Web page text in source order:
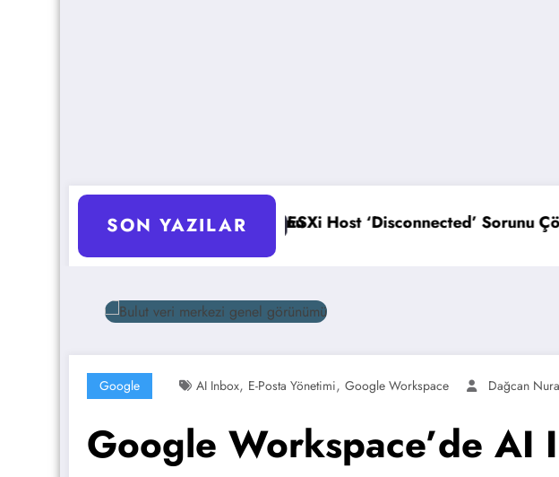
SON YAZILAR
ESXi Host ‘Disconnected’ Sorunu Çözümü HPE
Google AI Inbox, E-Posta Yönetimi, Google Workspace Dağcan
Google Workspace’de AI